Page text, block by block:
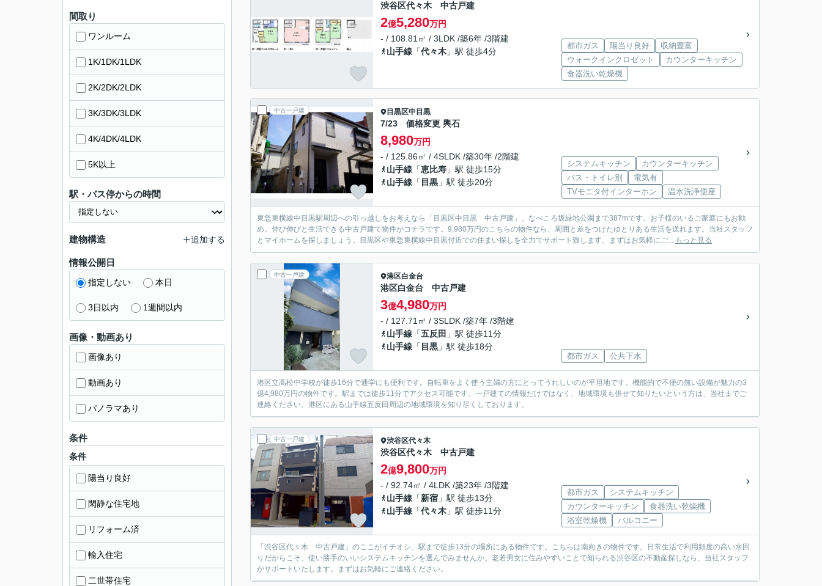
渋谷区代々木 中古戸建
2億5,280万円
- / 108.81㎡ / 3LDK /築6年 /3階建
山手線 「代々木 」駅 徒歩4分
都市ガス 陽当り良好
収納豊富
ウォークインクロゼット
カウンターキッチン
食器洗い乾燥機
中古一戸建 目黒区中目黒
7/23 価格変更 輿石
8,980万円
- / 125.86㎡ / 4SLDK /築30年 /2階建
山手線 「恵比寿 」駅 徒歩15分
山手線 「 目黒 」駅 徒歩20分
システムキッチン
カウンターキッチン
バス・トイレ別
電気有
TVモニタ付インターホン
温水洗浄便座
東急東横線中目黒駅周辺への引っ越しをお考えなら「目黒区中目黒 中古戸建」。なべころ坂緑地公園まで387mです。お子様のいるご家庭にもお勧
め。伸び伸びと生活できる中古戸建て物件がコチラです。9,980万円のこちらの物件なら、周囲と差をつけたゆとりある生活を送れます。当社スタッフ
とマイホームを探しましょう。目黒区や東急東横線中目黒付近での住まい探しを全力でサポート致します。まずはお気軽にご... もっと見る
中古一戸建 港区白金台
港区白金台 中古戸建
3億4,980万円
- / 127.71㎡ / 3SLDK /築7年 /3階建
山手線 「五反田 」駅 徒歩11分
山手線 「 目黒 」駅 徒歩18分
都市ガス 公共下水
港区立高松中学校が徒歩16分で通学にも便利です。自転車をよく使う主婦の方にとってうれしいのが平坦地です。機能的で不便の無い設備が魅力の3
億4,980万円の物件です。駅までは徒歩11分でアクセス可能です。一戸建ての情報だけではなく、地域環境も併せて知りたいという方は、当社までご
連絡ください。港区にある山手線五反田周辺の地域環境を知り尽くしております。
中古一戸建 渋谷区代々木
渋谷区代々木 中古戸建
2億9,800万円
- / 92.74㎡ / 4LDK /築23年 /3階建
山手線 「新宿 」駅 徒歩13分
山手線 「代々木 」駅 徒歩11分
都市ガス
システムキッチン
カウンターキッチン
食器洗い乾燥機
浴室乾燥機
バルコニー
「渋谷区代々木 中古戸建」のここがイチオシ。駅まで徒歩13分の場所にある物件です。こちらは南向きの物件です。日常生活で利用頻度の高い水回
りだからこそ、使い勝手のいいシステムキッチンを選んでみませんか。老若男女に住みやすいことで知られる渋谷区の不動産探しなら、当社スタッフ
がサポートいたします。まずはお気軽にご連絡ください。
間取り
ワンルーム
1K/1DK/1LDK
2K/2DK/2LDK
3K/3DK/3LDK
4K/4DK/4LDK
5K以上
駅・バス停からの時間
建物構造 追加する
情報公開日
指定しない 本日
3日以内 1週間以内
画像・動画あり
画像あり
動画あり
パノラマあり
条件
条件
陽当り良好
閑静な住宅地
リフォーム済
輸入住宅
二世帯住宅